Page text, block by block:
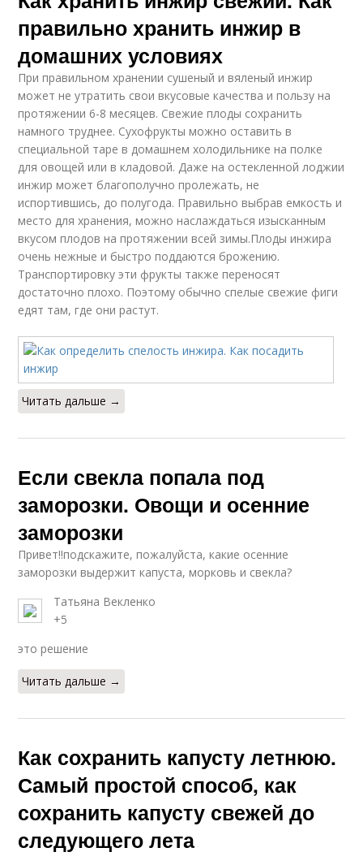
правильно хранить инжир в
домашних условиях
При правильном хранении сушеный и вяленый инжир
может не утратить свои вкусовые качества и пользу на
протяжении 6-8 месяцев. Свежие плоды сохранить
намного труднее. Сухофрукты можно оставить в
специальной таре в домашнем холодильнике на полке
для овощей или в кладовой. Даже на остекленной лоджии
инжир может благополучно пролежать, не
испортившись, до полугода. Правильно выбрав емкость и
место для хранения, можно наслаждаться изысканным
вкусом плодов на протяжении всей зимы.Плоды инжира
очень нежные и быстро поддаются брожению.
Транспортировку эти фрукты также переносят
достаточно плохо. Поэтому обычно спелые свежие фиги
едят там, где они растут.
Читать дальше →
Если свекла попала под
заморозки. Овощи и осенние
заморозки
Привет!!подскажите, пожалуйста, какие осенние
заморозки выдержит капуста, морковь и свекла?
Татьяна Векленко
+5
это решение
Читать дальше →
Как сохранить капусту летнюю.
Самый простой способ, как
сохранить капусту свежей до
следующего лета